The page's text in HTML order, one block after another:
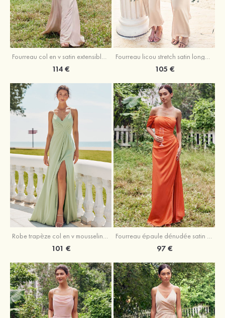
Fourreau col en v satin extensible ras du sol robe de demoiselle d'honneur
114 €
Fourreau licou stretch satin longueur cheville robe de demoiselle d'honneur
105 €
Robe trapèze col en v mousseline ras du sol robe de demoiselle d'honneur
101 €
Fourreau épaule dénudée satin extensible ras du sol robe de demoiselle d'honneur
97 €